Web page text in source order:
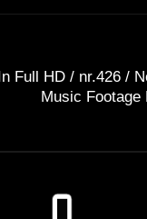
Klaüs.
TEMPO & DUB
029
Thought
Full HD / nr.426 /
Music Footage